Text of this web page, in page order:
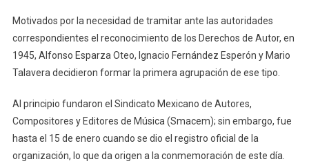
Motivados por la necesidad de tramitar ante las autoridades
correspondientes el reconocimiento de los Derechos de Autor, en
1945, Alfonso Esparza Oteo, Ignacio Fernández Esperón y Mario
Talavera decidieron formar la primera agrupación de ese tipo.
Al principio fundaron el Sindicato Mexicano de Autores,
Compositores y Editores de Música (Smacem); sin embargo, fue
hasta el 15 de enero cuando se dio el registro oficial de la
organización, lo que da origen a la conmemoración de este día.